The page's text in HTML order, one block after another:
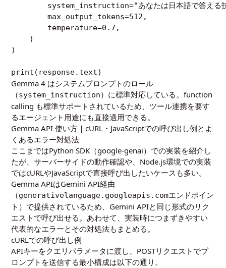
system_instruction="あなたは日本語で答える
        max_output_tokens=512,
        temperature=0.7,
    )
)
Gemma 4 はシステムプロンプトのロール
（system_instruction）に標準対応している。function
calling も標準サポートされているため、ツール連携を要す
るエージェント用途にも直接適用できる。
Gemma API 使い方｜cURL・JavaScriptでの呼び出し例とよ
くあるエラー対処法
ここまではPython SDK（google-genai）での実装を紹介し
たが、サーバーサイドの動作確認や、Node.js環境での実装
ではcURLやJavaScriptで直接呼び出したいケースも多い。
Gemma APIはGemini API経由
（generativelanguage.googleapis.comエンドポイン
ト）で提供されているため、Gemini APIと同じ形式のリク
エストで呼び出せる。あわせて、実装時につまずきやすい
代表的なエラーとその対処法もまとめる。
cURLでの呼び出し例
APIキーをクエリパラメータに渡し、POSTリクエストでプ
ロンプトを送信する最小構成は以下の通り。